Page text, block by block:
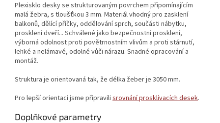
Plexisklo desky se strukturovaným povrchem připomínajícím
malá žebra, s tloušťkou 3 mm. Materiál vhodný pro zasklení
balkonů, dělící příčky, oddělování sprch, součásti nábytku,
prosklení dveří... Schválené jako bezpečnostní prosklení,
výborná odolnost proti povětrnostním vlivům a proti stárnutí,
lehké a nelámavé, odolné vůči nárazu. Snadné opracování a
montáž.
Struktura je orientovaná tak, že délka žeber je 3050 mm.
Pro lepší orientaci jsme připravili srovnání prosklívacích desek.
Doplňkové parametry